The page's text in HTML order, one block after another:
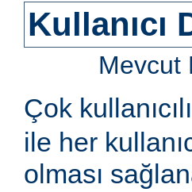
Mevcut
Çok
ile her
olması